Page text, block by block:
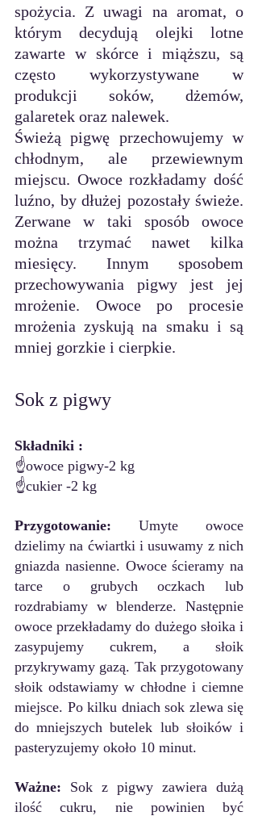
spożycia. Z uwagi na aromat, o
którym decydują olejki lotne
zawarte w skórce i miąższu, są
często wykorzystywane w
produkcji soków, dżemów,
galaretek oraz nalewek.
Świeżą pigwę przechowujemy w
chłodnym, ale przewiewnym
miejscu. Owoce rozkładamy dość
luźno, by dłużej pozostały świeże.
Zerwane w taki sposób owoce
można trzymać nawet kilka
miesięcy. Innym sposobem
przechowywania pigwy jest jej
mrożenie. Owoce po procesie
mrożenia zyskują na smaku i są
mniej gorzkie i cierpkie.
Sok z pigwy
Składniki :
☝️owoce pigwy-2 kg
☝️cukier -2 kg
Przygotowanie: Umyte owoce
dzielimy na ćwiartki i usuwamy z nich
gniazda nasienne. Owoce ścieramy na
tarce o grubych oczkach lub
rozdrabiamy w blenderze. Następnie
owoce przekładamy do dużego słoika i
zasypujemy cukrem, a słoik
przykrywamy gazą. Tak przygotowany
słoik odstawiamy w chłodne i ciemne
miejsce. Po kilku dniach sok zlewa się
do mniejszych butelek lub słoików i
pasteryzujemy około 10 minut.
Ważne: Sok z pigwy zawiera dużą
ilość cukru, nie powinien być